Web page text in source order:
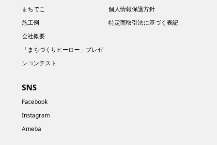
まちでこ
施工例
会社概要
「まちづくりヒーロー」プレゼ
ンコンテスト
個人情報保護方針
特定商取引法に基づく表記
SNS
Facebook
Instagram
Ameba